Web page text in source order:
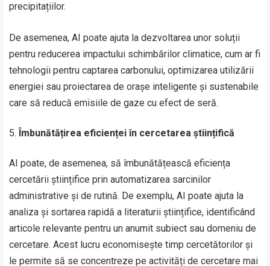
precipitațiilor.
De asemenea, AI poate ajuta la dezvoltarea unor soluții
pentru reducerea impactului schimbărilor climatice, cum ar fi
tehnologii pentru captarea carbonului, optimizarea utilizării
energiei sau proiectarea de orașe inteligente și sustenabile
care să reducă emisiile de gaze cu efect de seră.
Îmbunătățirea eficienței în cercetarea științifică
AI poate, de asemenea, să îmbunătățească eficiența
cercetării științifice prin automatizarea sarcinilor
administrative și de rutină. De exemplu, AI poate ajuta la
analiza și sortarea rapidă a literaturii științifice, identificând
articole relevante pentru un anumit subiect sau domeniu de
cercetare. Acest lucru economisește timp cercetătorilor și
le permite să se concentreze pe activități de cercetare mai